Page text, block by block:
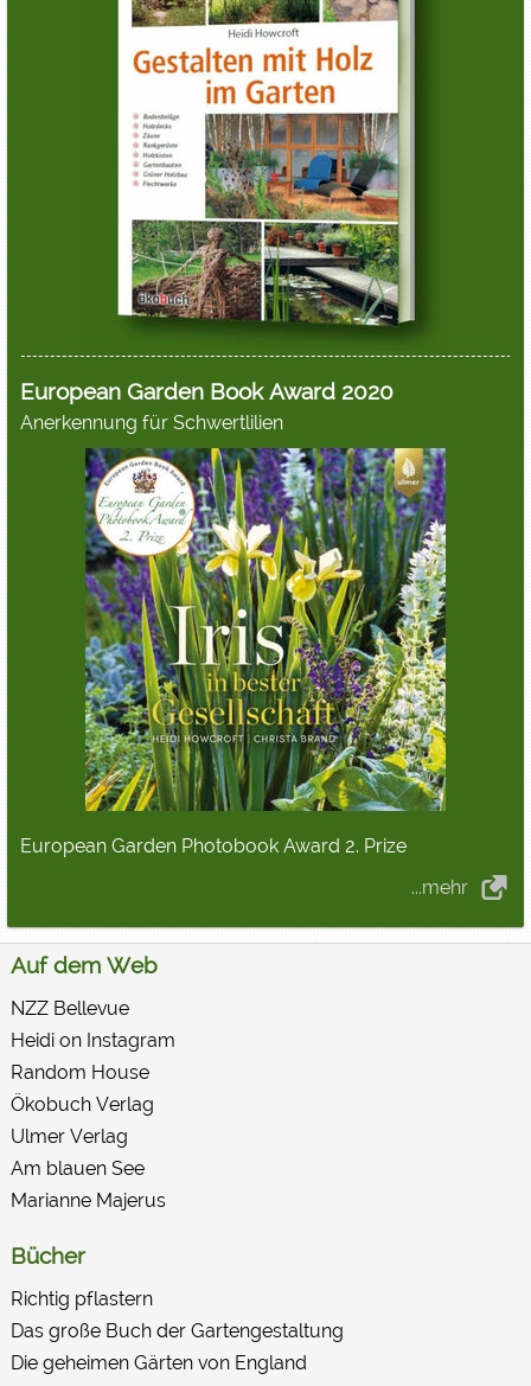
European Garden Book Award 2020
Anerkennung für Schwertlilien
European Garden Photobook Award 2. Prize
...mehr
Auf dem Web
NZZ Bellevue
Heidi on Instagram
Random House
Ökobuch Verlag
Ulmer Verlag
Am blauen See
Marianne Majerus
Bücher
Richtig pflastern
Das große Buch der Garten­gestaltung
Die geheimen Gärten von England